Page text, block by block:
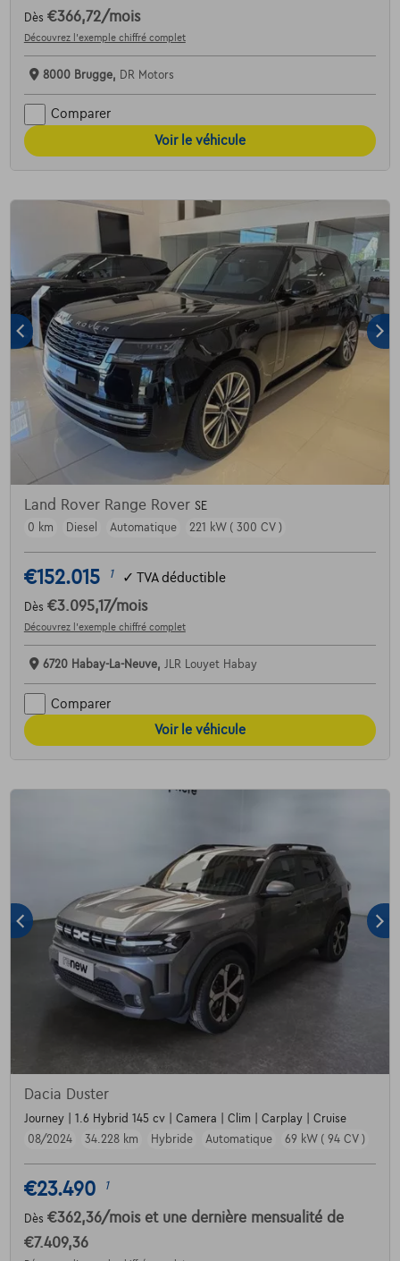
Dès €366,72/mois
Découvrez l’exemple chiffré complet
8000 Brugge, DR Motors
Comparer
Voir le véhicule
Land Rover Range Rover SE
0 km
Diesel Automatique 221 kW ( 300 CV )
€152.015 1 ✓ TVA déductible
Dès €3.095,17/mois
Découvrez l’exemple chiffré complet
6720 Habay-La-Neuve, JLR Louyet Habay
Comparer
Voir le véhicule
Dacia Duster
Journey | 1.6 Hybrid 145 cv | Camera | Clim | Carplay | Cruise
08/2024
34.228 km Hybride Automatique 69 kW ( 94 CV )
€23.490 1
Dès €362,36/mois et une dernière mensualité de
€7.409,36